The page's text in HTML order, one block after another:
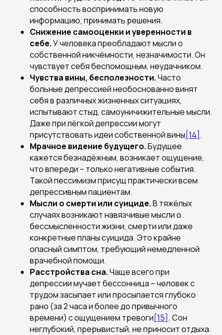
способность воспринимать новую
информацию, принимать решения.
Снижение самооценки и уверенности в
себе.У человека преобладают мысли о
собственной никчёмности, незначимости. Он
чувствует себя беспомощным, неудачником.
Чувства вины, бесполезности.Часто
больные депрессией необоснованно винят
себя в различных жизненных ситуациях,
испытывают стыд, самоуничижительные мысли.
Даже при лёгкой депрессии могут
присутствовать идеи собственной вины[14] .
Мрачное видение будущего.Будущее
кажется безнадёжным, возникает ощущение,
что впереди – только негативные события.
Такой пессимизм присущ практически всем
депрессивным пациентам.
Мысли о смерти или суициде.В тяжёлых
случаях возникают навязчивые мысли о
бессмысленности жизни, смерти или даже
конкретные планы суицида. Это крайне
опасный симптом, требующий немедленной
врачебной помощи.
Расстройства сна.Чаще всего при
депрессии мучает бессонница – человек с
трудом засыпает или просыпается глубоко
рано (за 2 часа и более до привычного
времени) с ощущением тревоги[15] . Сон
неглубокий, прерывистый, не приносит отдыха.